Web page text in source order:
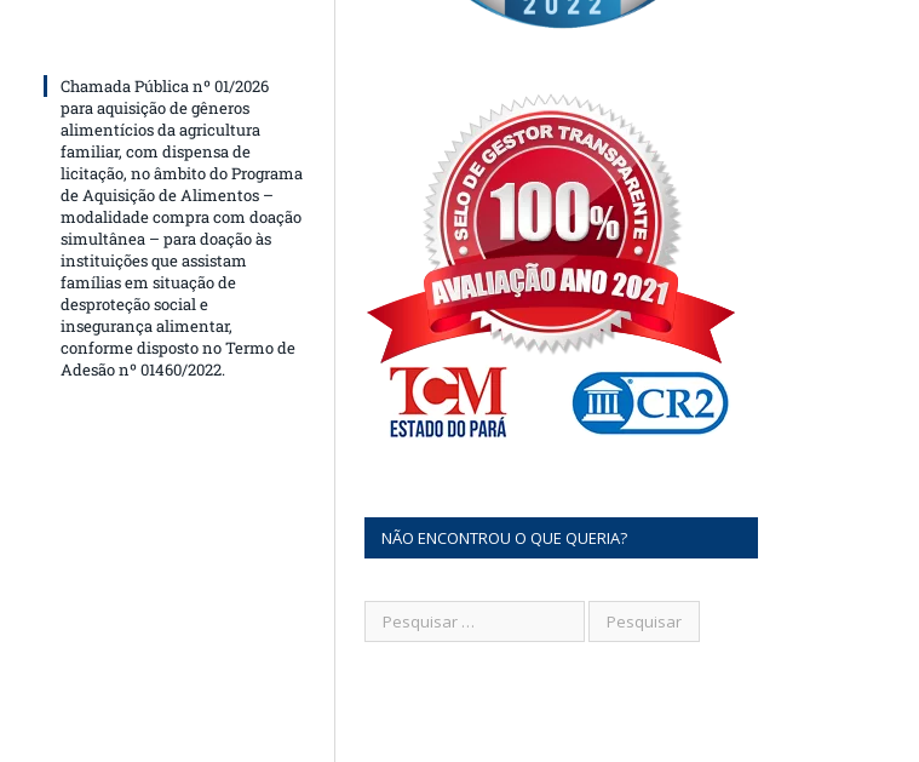
Chamada Pública nº 01/2026
para aquisição de gêneros
alimentícios da agricultura
familiar, com dispensa de
licitação, no âmbito do Programa
de Aquisição de Alimentos –
modalidade compra com doação
simultânea – para doação às
instituições que assistam
famílias em situação de
desproteção social e
insegurança alimentar,
conforme disposto no Termo de
Adesão nº 01460/2022.
NÃO ENCONTROU O QUE QUERIA?